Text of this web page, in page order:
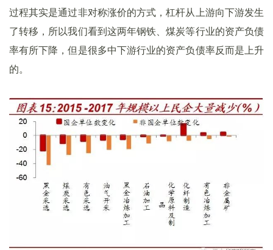
过程其实是通过非对称涨价的方式，杠杆从上游向下游发生
了转移，所以我们看到这两年钢铁、煤炭等行业的资产负债
率有所下降，但是很多中下游行业的资产负债率反而是上升
的。